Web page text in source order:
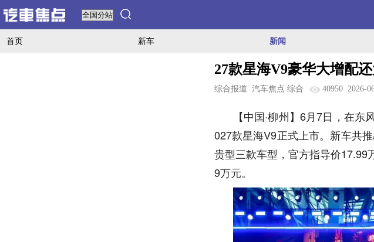
首页 新车 新闻
27款星海V9豪华大增配
综合报道 汽车焦点 综合 40950 2026-
【中国·柳州】6月7日，在
027款星海V9正式上市。新车共
贵型三款车型，官方指导价17.99
9万元。